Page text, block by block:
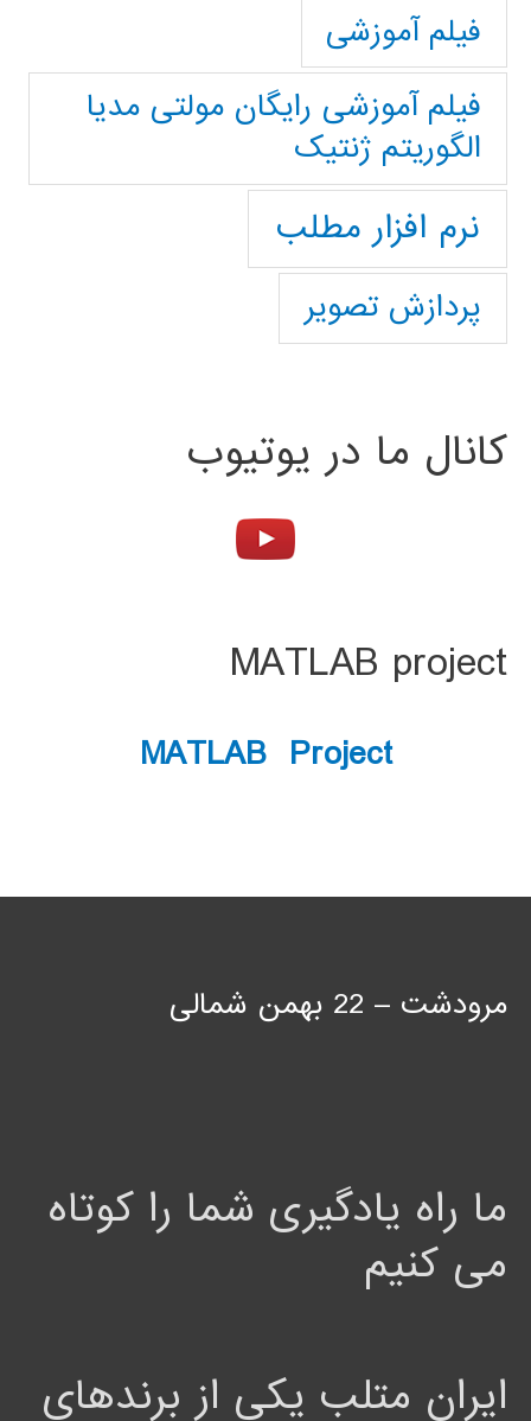
فیلم آموزشی
فیلم آموزشی رایگان مولتی مدیا
الگوریتم ژنتیک
نرم افزار مطلب
پردازش تصویر
کانال ما در یوتیوب
MATLAB project
MATLAB Project
مرودشت – 22 بهمن شمالی
ما راه یادگیری شما را کوتاه
می کنیم
ایران متلب یکی از برندهای